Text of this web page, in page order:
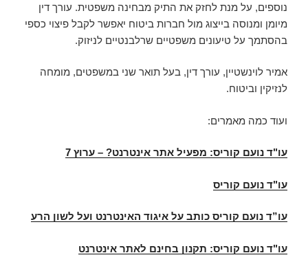
נוספים, על מנת לחזק את התיק מבחינה משפטית. עורך דין
מיומן ומנוסה בייצוג מול חברות ביטוח יאפשר לקבל פיצוי כספי
בהסתמך על טיעונים משפטיים שרלבנטיים לניזוק.
אמיר לוינשטיין, עורך דין, בעל תואר שני במשפטים, מומחה
לנזיקין וביטוח.
ועוד כמה מאמרים:
עו"ד נועם קוריס: מפעיל אתר אינטרנט? – ערוץ 7
עו"ד נועם קוריס
עו”ד נועם קוריס כותב על איגוד האינטרנט ועל לשון הרע
עו"ד נועם קוריס: תקנון בחינם לאתר אינטרנט